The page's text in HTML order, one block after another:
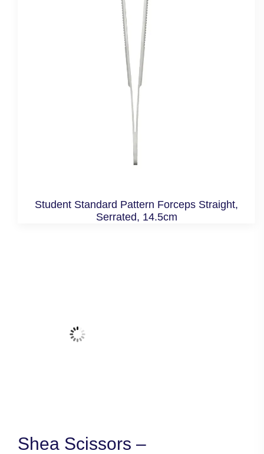
Student Standard Pattern Forceps Straight,
Serrated, 14.5cm
Shea Scissors –